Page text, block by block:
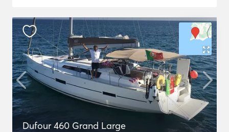
Dufour 460 Grand Large